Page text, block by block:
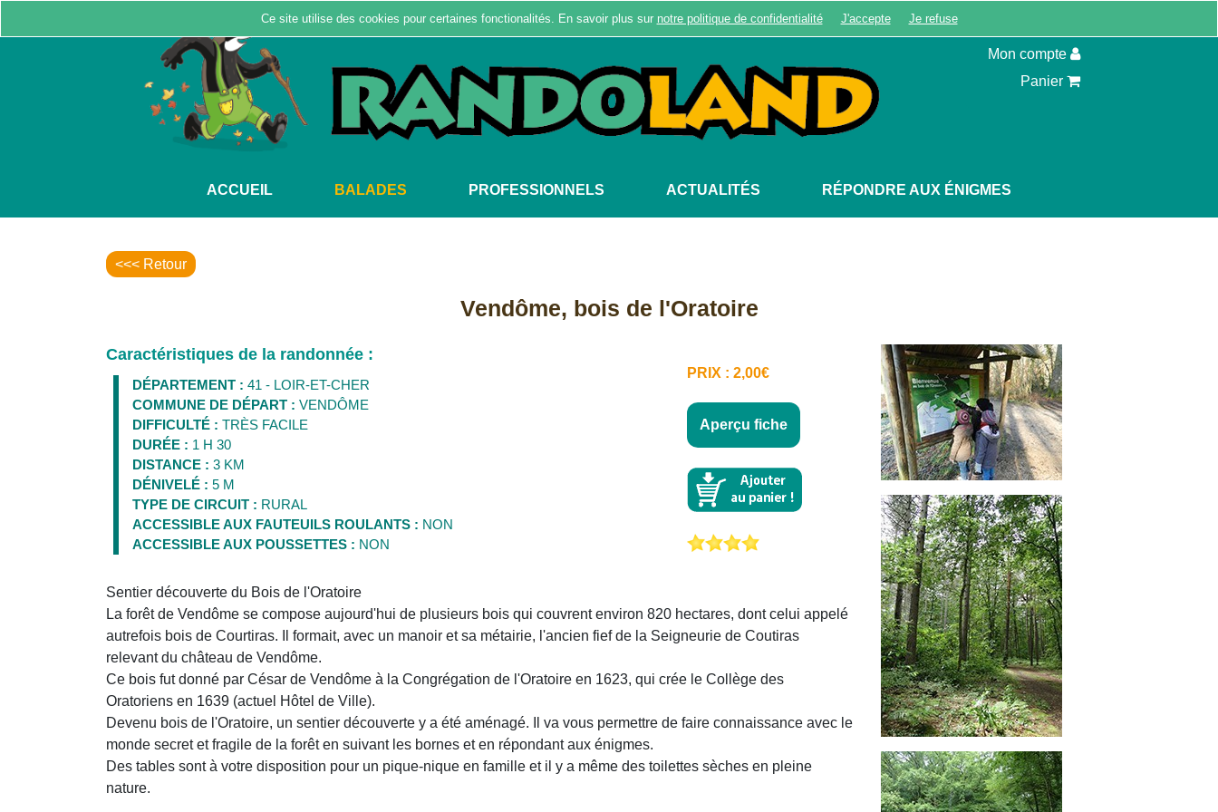
Ce site utilise des cookies pour certaines fonctionalités. En savoir plus sur notre politique de confidentialité J'accepte Je refuse
Mon compte
Panier
ACCUEIL BALADES PROFESSIONNELS ACTUALITÉS RÉPONDRE AUX ÉNIGMES
<<< Retour
Vendôme, bois de l'Oratoire
Caractéristiques de la randonnée :
DÉPARTEMENT : 41 - LOIR-ET-CHER
COMMUNE DE DÉPART : VENDÔME
DIFFICULTÉ : TRÈS FACILE
DURÉE : 1 H 30
DISTANCE : 3 KM
DÉNIVELÉ : 5 M
TYPE DE CIRCUIT : RURAL
ACCESSIBLE AUX FAUTEUILS ROULANTS : NON
ACCESSIBLE AUX POUSSETTES : NON
PRIX : 2,00€
Aperçu fiche
Sentier découverte du Bois de l'Oratoire
La forêt de Vendôme se compose aujourd'hui de plusieurs bois qui couvrent environ 820 hectares, dont celui appelé
autrefois bois de Courtiras. Il formait, avec un manoir et sa métairie, l'ancien fief de la Seigneurie de Coutiras
relevant du château de Vendôme.
Ce bois fut donné par César de Vendôme à la Congrégation de l'Oratoire en 1623, qui crée le Collège des
Oratoriens en 1639 (actuel Hôtel de Ville).
Devenu bois de l'Oratoire, un sentier découverte y a été aménagé. Il va vous permettre de faire connaissance avec le
monde secret et fragile de la forêt en suivant les bornes et en répondant aux énigmes.
Des tables sont à votre disposition pour un pique-nique en famille et il y a même des toilettes sèches en pleine
nature.